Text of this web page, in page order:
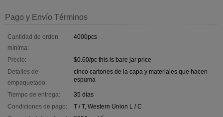
Pago y Envío Términos
Cantidad de orden
mínima:
4000pcs
Precio:
$0.60/pc this is bare jar price
Detalles de
empaquetado:
cinco cartones de la capa y materiales que hacen
espuma
Tiempo de entrega:
35 días
Condiciones de pago:
T / T, Western Union L / C